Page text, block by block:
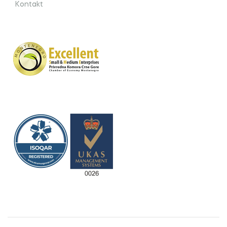
Kontakt